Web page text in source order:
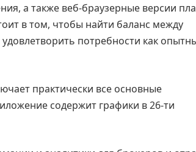
а также веб-браузерные версии
в том, чтобы найти баланс между
потребности как
практически все основные
содержит графики в 26-ти